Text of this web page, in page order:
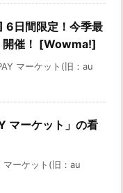
6日間限定！今季最
開催！ [Wowma!]
マーケット(旧：au
マーケット」の看
ーケット(旧：au